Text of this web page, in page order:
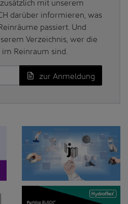
darüber informieren, was
passiert. Und
Verzeichnis, wer die
im Reinraum sind.
zur Anmeldung